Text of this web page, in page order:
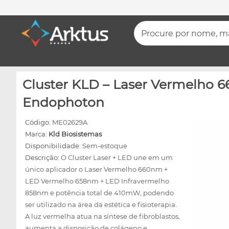
Procure por nome,
Cluster KLD – Laser Vermelho
Endophoton
Código: ME02629A
Marca: Kld Biosistemas
Disponibilidade: Sem-estoque
Descrição: O Cluster Laser + LED une em um
único aplicador o Laser Vermelho 660nm +
LED Vermelho 658nm + LED Infravermelho
858nm e potência total de 410mW, podendo
ser utilizado na área da estética e fisioterapia.
A luz vermelha atua na síntese de fibroblastos,